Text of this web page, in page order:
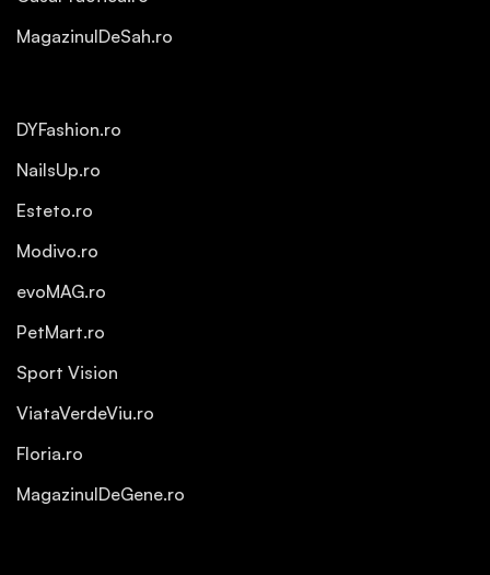
MagazinulDeSah.ro
DYFashion.ro
NailsUp.ro
Esteto.ro
Modivo.ro
evoMAG.ro
PetMart.ro
Sport Vision
ViataVerdeViu.ro
Floria.ro
MagazinulDeGene.ro